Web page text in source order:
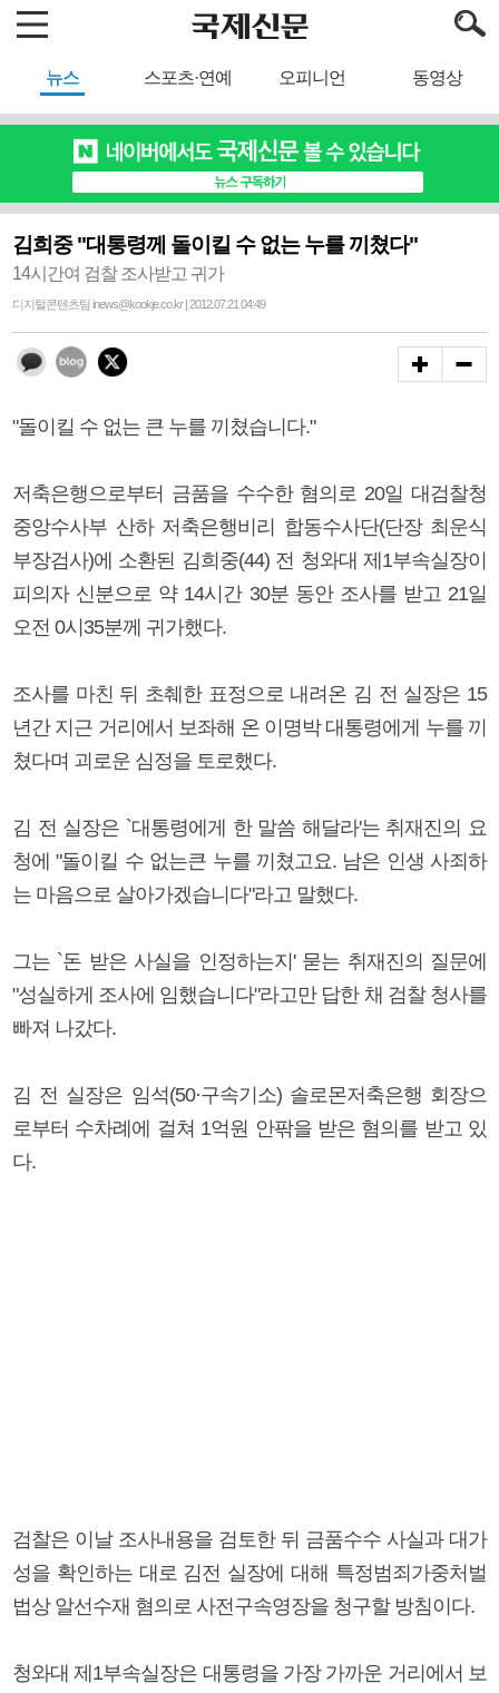
뉴스 스포츠·연예 오피니언 동영상
김희중 "대통령께 돌이킬 수 없는 누를 끼쳤다"
14시간여 검찰 조사받고 귀가
디지털콘텐츠팀 inews@kookje.co.kr | 2012.07.21 04:49
"돌이킬 수 없는 큰 누를 끼쳤습니다."
저축은행으로부터 금품을 수수한 혐의로 20일 대검찰청
중앙수사부 산하 저축은행비리 합동수사단(단장 최운식
부장검사)에 소환된 김희중(44) 전 청와대 제1부속실장이
피의자 신분으로 약 14시간 30분 동안 조사를 받고 21일
오전 0시35분께 귀가했다.
조사를 마친 뒤 초췌한 표정으로 내려온 김 전 실장은 15
년간 지근 거리에서 보좌해 온 이명박 대통령에게 누를 끼
쳤다며 괴로운 심정을 토로했다.
김 전 실장은 `대통령에게 한 말씀 해달라'는 취재진의 요
청에 "돌이킬 수 없는큰 누를 끼쳤고요. 남은 인생 사죄하
는 마음으로 살아가겠습니다"라고 말했다.
그는 `돈 받은 사실을 인정하는지' 묻는 취재진의 질문에
"성실하게 조사에 임했습니다"라고만 답한 채 검찰 청사를
빠져 나갔다.
김 전 실장은 임석(50·구속기소) 솔로몬저축은행 회장으
로부터 수차례에 걸쳐 1억원 안팎을 받은 혐의를 받고 있
다.
검찰은 이날 조사내용을 검토한 뒤 금품수수 사실과 대가
성을 확인하는 대로 김전 실장에 대해 특정범죄가중처벌
법상 알선수재 혐의로 사전구속영장을 청구할 방침이다.
청와대 제1부속실장은 대통령을 가장 가까운 거리에서 보